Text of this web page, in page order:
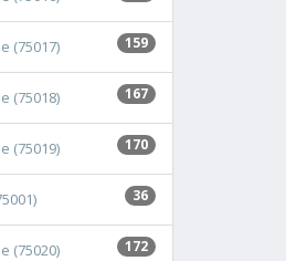
159
(75017)
167
(75018)
170
(75019)
36
172
(75020)